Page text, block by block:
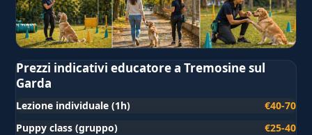
Prezzi indicativi educatore a Tremosine sul
Garda
Lezione individuale (1h)
€40-70
Puppy class (gruppo)
€25-40